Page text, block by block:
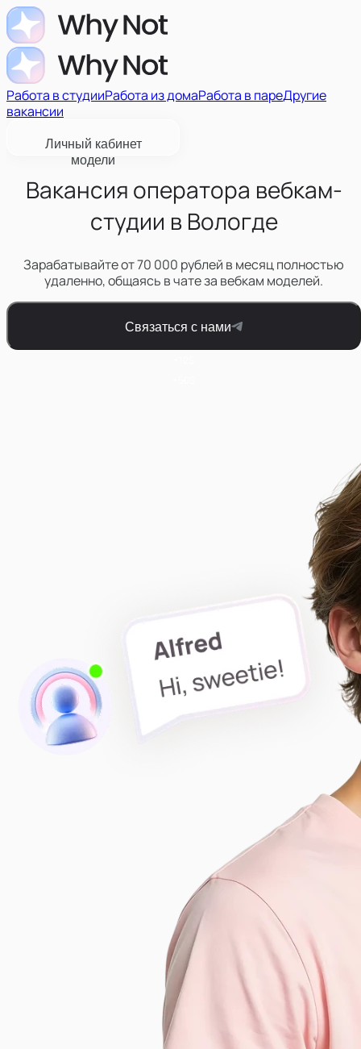
Работа в студииРабота из домаРабота в пареДругие
вакансии
Личный кабинет
модели
Вакансия оператора вебкам-
студии в Вологде
Зарабатывайте от 70 000 рублей в месяц полностью
удаленно, общаясь в чате за вебкам моделей.
Связаться с нами